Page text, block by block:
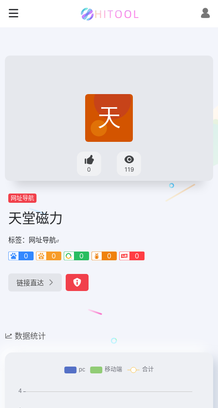
0 119
网址导航
天堂磁力
标签： 网址导航
0
0 0 0 0
链接直达
数据统计